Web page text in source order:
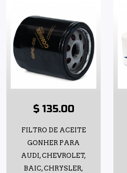
$ 135.00
FILTRO DE ACEITE
GONHER PARA
AUDI, CHEVROLET,
BAIC, CHRYSLER,